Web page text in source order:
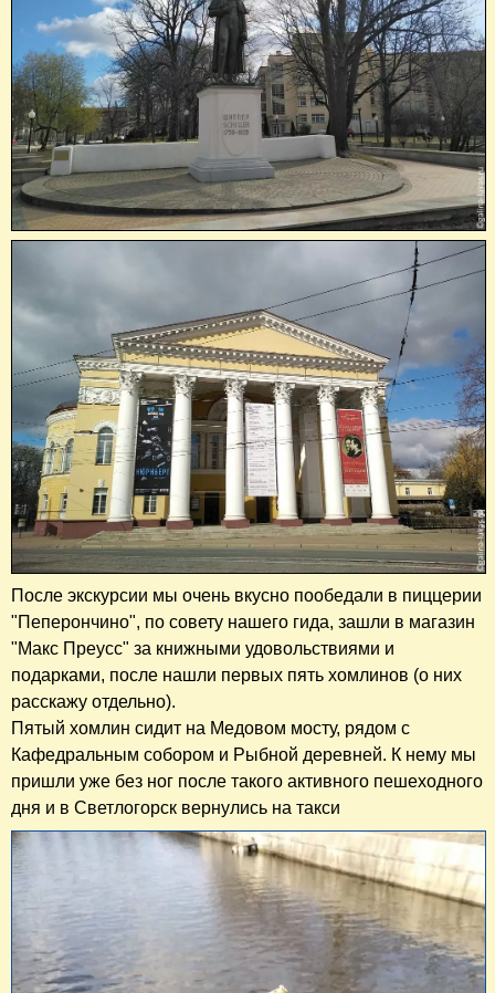
После экскурсии мы очень вкусно пообедали в пиццерии
"Пеперончино", по совету нашего гида, зашли в магазин
"Макс Преусс" за книжными удовольствиями и
подарками, после нашли первых пять хомлинов (о них
расскажу отдельно).
Пятый хомлин сидит на Медовом мосту, рядом с
Кафедральным собором и Рыбной деревней. К нему мы
пришли уже без ног после такого активного пешеходного
дня и в Светлогорск вернулись на такси